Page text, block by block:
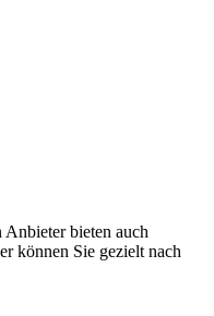
bieten auch
können Sie gezielt nach